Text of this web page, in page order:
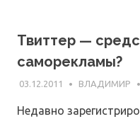
Твиттер —
саморекламы?
03.12.2011 ВЛАДИМИР
Недавно